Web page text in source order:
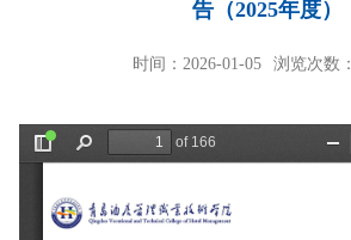
告（2025年度）
时间：2026-01-05 浏览次数：